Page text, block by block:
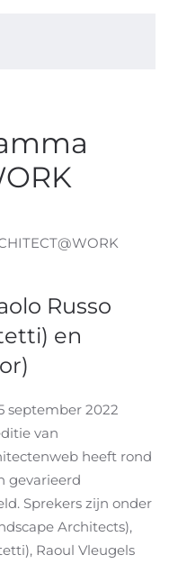
Russo
en
september 2022
van
heeft rond
gevarieerd
Sprekers zijn onder
Architects),
Raoul Vleugels